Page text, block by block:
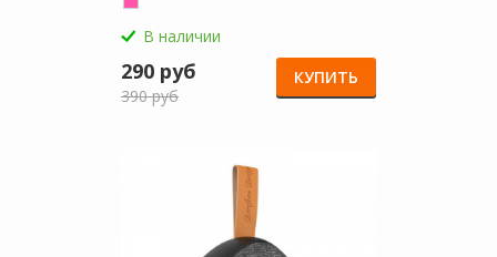
В наличии
290 руб
390 руб
КУПИТЬ